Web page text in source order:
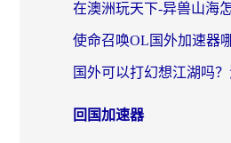
回国加速器